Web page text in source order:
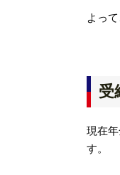
よっ
受
現在
す。